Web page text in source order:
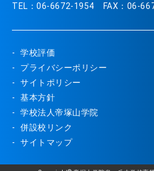
TEL：06-6672-1954 FAX：06-
学校評価
プライバシーポリシー
サイトポリシー
基本方針
学校法人帝塚山学院
併設校リンク
サイトマップ